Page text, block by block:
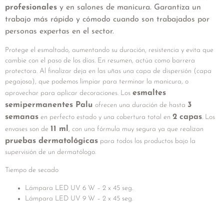
profesionales y en salones de manicura. Garantiza un
trabajo más rápido y cómodo cuando son trabajados por
personas expertas en el sector.
Protege el esmaltado, aumentando su duración, resistencia y evita que
cambie con el paso de los días. En resumen, actúa como barrera
protectora. Al finalizar deja en las uñas una capa de dispersión (capa
pegajosa), que podemos limpiar para terminar la manicura, o
aprovechar para aplicar decoraciones. Los esmaltes
semipermanentes Palu ofrecen una duración de hasta 3
semanas en perfecto estado y una cobertura total en 2 capas. Los
envases son de 11 ml , con una fórmula muy segura ya que realizan
pruebas dermatológicas para todos los productos bajo la
supervisión de un dermatólogo.
Tiempo de secado
Lámpara LED UV 6 W – 2 x 45 seg.
Lámpara LED UV 9 W – 2 x 45 seg.